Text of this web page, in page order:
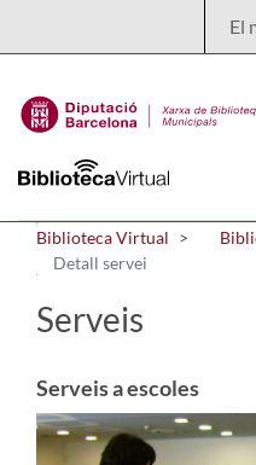
El
Biblioteca Virtual
Detall servei
Serveis
Serveis a escoles